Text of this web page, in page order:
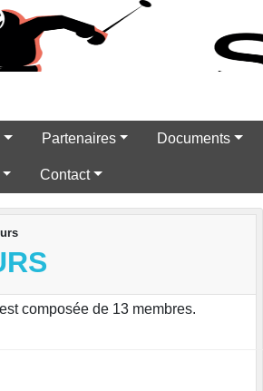
Partenaires Documents
Contact
est composée de 13 membres.
cookies